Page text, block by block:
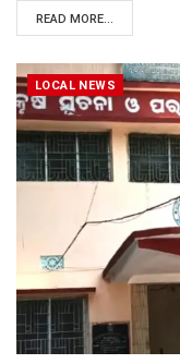
READ MORE...
LOCAL NEWS